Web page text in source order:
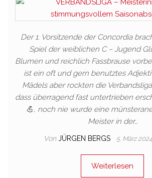
Der 1. Vorsitzende der Concordia
Spiel der weiblichen C – Jugend
Blumen und reichlich Fassbrause
ist ein oft und gern benutztes
Mädels aber rockten die
dass überragend fast untertrieben
💪, noch nie wurde eine
Meister in der…
Von JÜRGEN BERGS 5. März 2024
Weiterlesen